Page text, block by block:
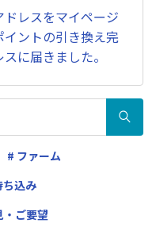
ドレスをマイページ
ントの引き換え完
に届きました。
# ファーム
ち込み
・ご要望